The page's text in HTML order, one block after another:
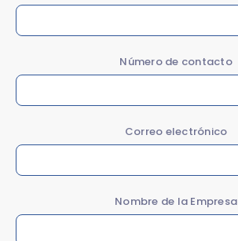
Número de contacto
Correo electrónico
Nombre de la Empresa